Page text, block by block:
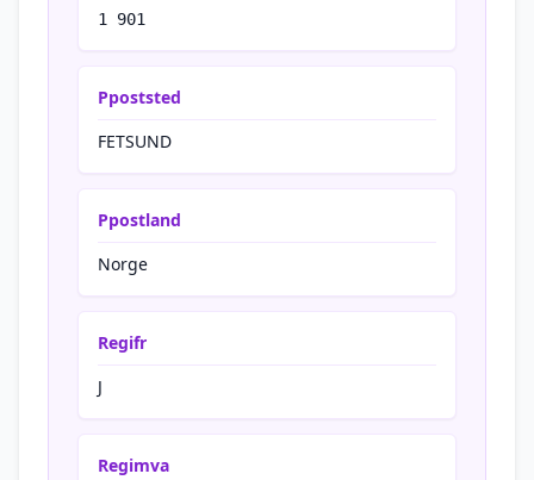
1 901
Ppoststed
FETSUND
Ppostland
Norge
Regifr
J
Regimva